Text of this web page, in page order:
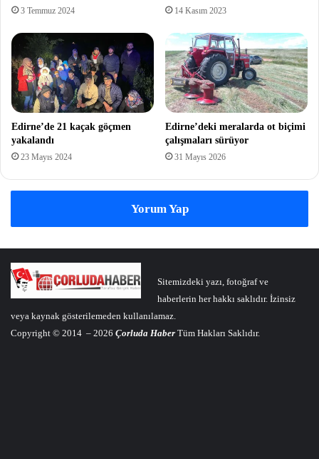
3 Temmuz 2024 14 Kasım 2023
Edirne’de 21 kaçak göçmen
yakalandı
23 Mayıs 2024
Edirne’deki meralarda ot biçimi
çalışmaları sürüyor
31 Mayıs 2026
Yorum Yap
Sitemizdeki yazı, fotoğraf ve
haberlerin her hakkı saklıdır. İzinsiz
veya kaynak gösterilemeden kullanılamaz.
Copyright © 2014 – 2026 Çorluda Haber Tüm Hakları Saklıdır.